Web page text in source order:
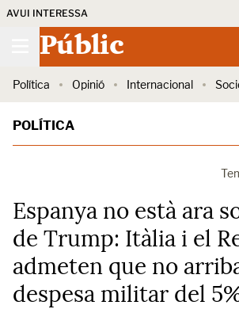
AVUI INTERESSA
Públic
Política Opinió Internacional
POLÍTICA
Espanya no està ara
de Trump: Itàlia i el
admeten que no
despesa militar del